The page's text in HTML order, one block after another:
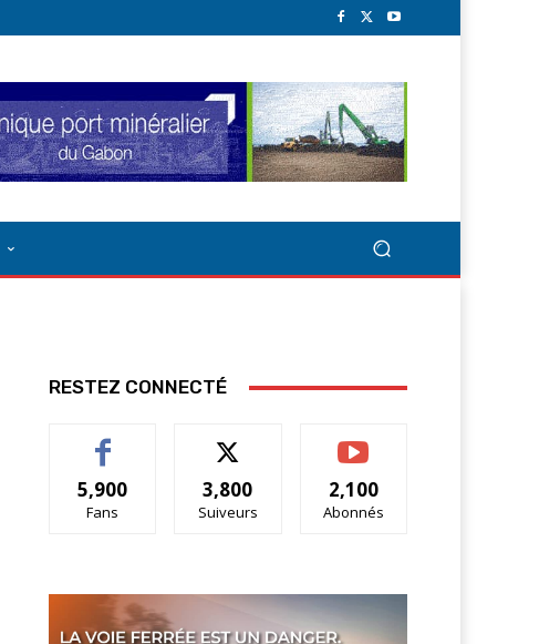
RESTEZ CONNECTÉ
5,900
Fans
3,800
Suiveurs
2,100
Abonnés